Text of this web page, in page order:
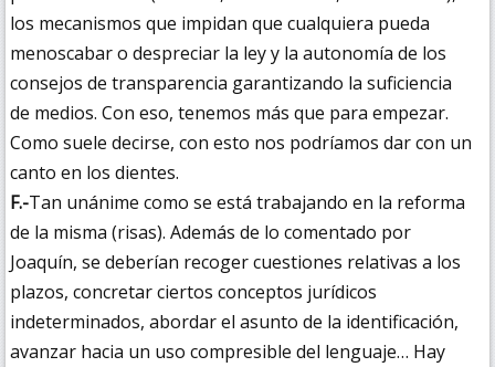
los mecanismos que impidan que cualquiera pueda
menoscabar o despreciar la ley y la autonomía de los
consejos de transparencia garantizando la suficiencia
de medios. Con eso, tenemos más que para empezar.
Como suele decirse, con esto nos podríamos dar con un
canto en los dientes.
F.-Tan unánime como se está trabajando en la reforma
de la misma (risas). Además de lo comentado por
Joaquín, se deberían recoger cuestiones relativas a los
plazos, concretar ciertos conceptos jurídicos
indeterminados, abordar el asunto de la identificación,
avanzar hacia un uso compresible del lenguaje… Hay